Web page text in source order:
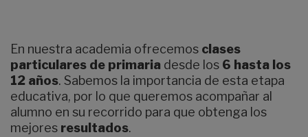
En nuestra academia ofrecemos clases
particulares de primaria desde los 6 hasta los
12 años. Sabemos la importancia de esta etapa
educativa, por lo que queremos acompañar al
alumno en su recorrido para que obtenga los
mejores resultados.